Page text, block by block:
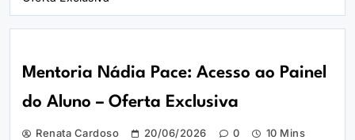
Mentoria Nádia Pace: Acesso ao Painel
do Aluno – Oferta Exclusiva
Renata Cardoso 20/06/2026 0 10 Mins